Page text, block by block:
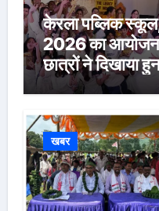
केरला पब्लिक
2026 का
छात्रों ने दिखाया
खबर